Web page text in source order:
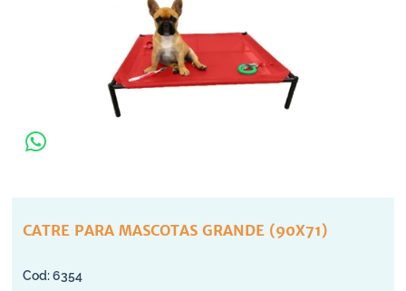
CATRE PARA MASCOTAS GRANDE (90X71)
6354